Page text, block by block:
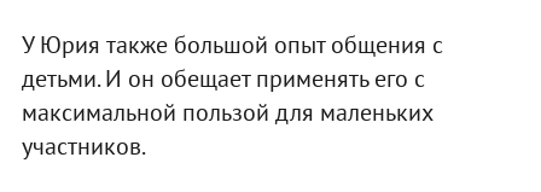
У Юрия также большой опыт общения с
детьми. И он обещает применять его с
максимальной пользой для маленьких
участников.